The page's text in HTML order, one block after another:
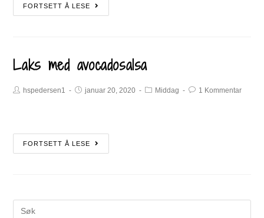
FORTSETT Å LESE
Laks med avocadosalsa
hspedersen1 januar 20, 2020 Middag 1 Kommentar
FORTSETT Å LESE